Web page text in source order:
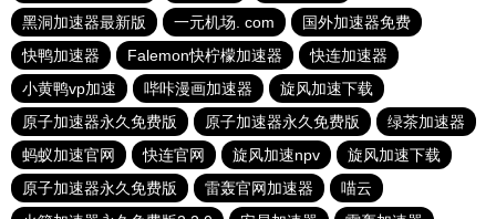
黑洞加速器最新版
一元机场. com
国外加速器免费
快鸭加速器
Falemon快柠檬加速器
快连加速器
小黄鸭vp加速
哔咔漫画加速器
旋风加速下载
原子加速器永久免费版
原子加速器永久免费版
绿茶加速器
蚂蚁加速官网
快连官网 旋风加速npv
旋风加速下载
原子加速器永久免费版
雷轰官网加速器
喵云